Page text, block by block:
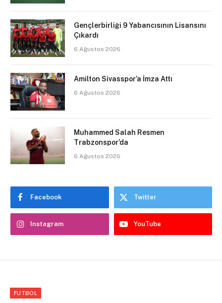
Gençlerbirliği 9 Yabancısının Lisansını
Çıkardı
6 Ağustos 2026
Amilton Sivasspor’a İmza Attı
6 Ağustos 2026
Muhammed Salah Resmen
Trabzonspor’da
6 Ağustos 2026
Facebook Twitter
Instagram YouTube
FUTBOL